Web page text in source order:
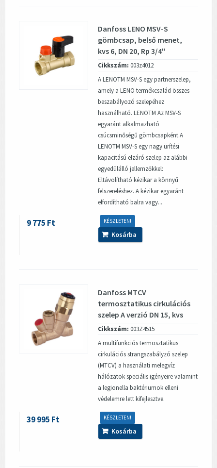
Danfoss LENO MSV-S
gömbcsap, belső menet,
kvs 6, DN 20, Rp 3/4"
Cikkszám: 003z4012
A LENOTM MSV-S egy partnerszelep,
amely a LENO termékcsalád összes
beszabályozó szelepéhez
használható. LENOTM Az MSV-S
egyaránt alkalmazható
csúcsminőségű gömbcsapként.A
LENOTM MSV-S egy nagy ürítési
kapacitású elzáró szelep az alábbi
egyedülálló jellemzőkkel:
Eltávolítható kézikar a könnyű
felszereléshez. A kézikar egyaránt
elfordítható balra vagy...
KÉSZLETEN!
9 775 Ft
Kosárba
Danfoss MTCV
termosztatikus cirkulációs
szelep A verzió DN 15, kvs
1.5 m3/h, 35-60°C
Cikkszám: 003Z4515
A multifunkciós termosztatikus
cirkulációs strangszabályzó szelep
(MTCV) a használati melegvíz
hálózatok speciális igényeire valamint
a legionella baktériumok elleni
védelemre lett kifejlesztve.
KÉSZLETEN!
39 995 Ft
Kosárba